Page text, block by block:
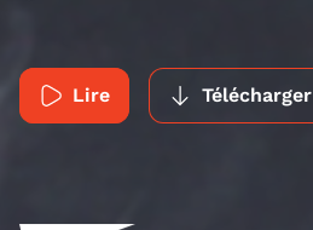
Lire Télécharger